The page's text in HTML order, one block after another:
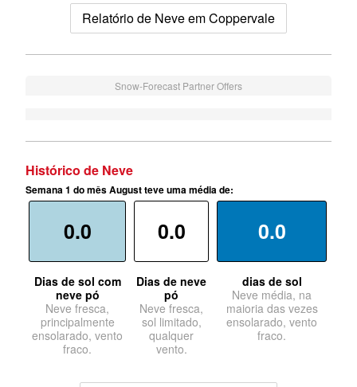
Relatório de Neve em Coppervale
Snow-Forecast Partner Offers
Histórico de Neve
Semana 1 do mês August teve uma média de:
0.0
Dias de sol com
neve pó
Neve fresca,
principalmente
ensolarado, vento
fraco.
0.0
Dias de neve
pó
Neve fresca,
sol limitado,
qualquer
vento.
0.0
dias de sol
Neve média, na
maioria das vezes
ensolarado, vento
fraco.